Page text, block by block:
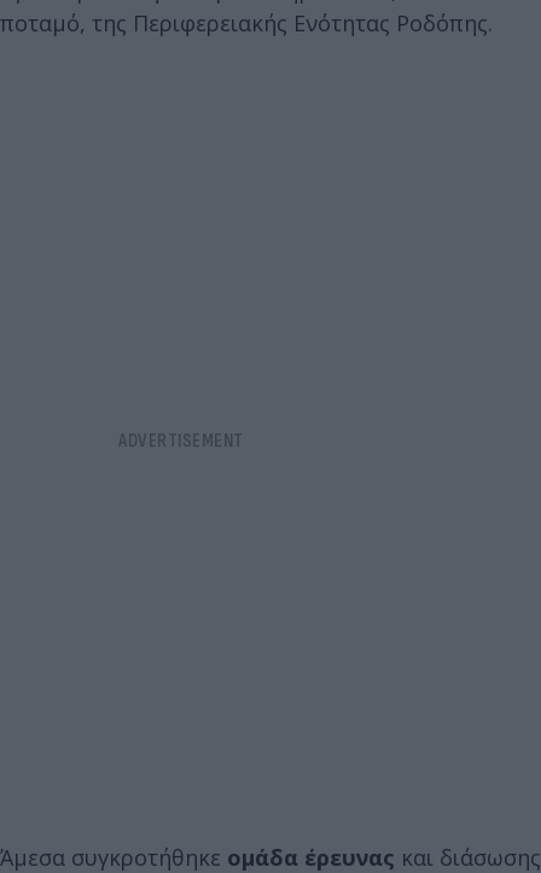
ποταμό, της Περιφερειακής Ενότητας Ροδόπης.
Άμεσα συγκροτήθηκε ομάδα έρευνας και διάσωσης